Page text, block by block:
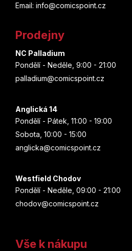
Email: info@comicspoint.cz
Prodejny
NC Palladium
Pondělí - Neděle, 9:00 - 21:00
palladium@comicspoint.cz
Anglická 14
Pondělí - Pátek, 11:00 - 19:00
Sobota, 10:00 - 15:00
anglicka@comicspoint.cz
Westfield Chodov
Pondělí - Neděle, 09:00 - 21:00
chodov@comicspoint.cz
Vše k nákupu